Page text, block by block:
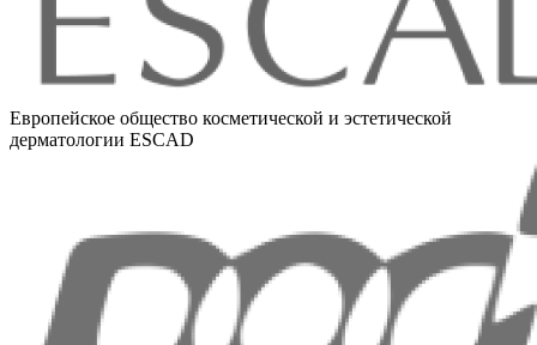
Европейское общество косметической и эстетической
дерматологии ESCAD